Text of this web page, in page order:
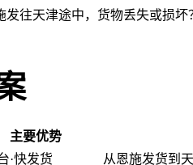
发往天津途中，货物丢失或损
主要优势
·快发货 从恩施发货到